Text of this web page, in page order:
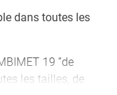
dans toutes les
19 ”de
les tailles, de